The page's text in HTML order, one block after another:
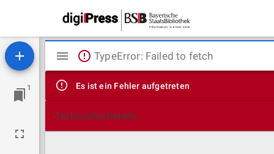
1
Mirador
Viewer
TypeError: Failed to fetch
Es ist ein Fehler aufgetreten
Technische Details